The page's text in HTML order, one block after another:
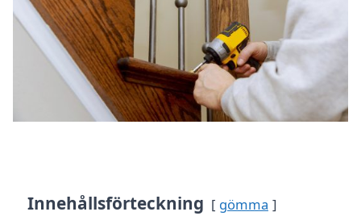
Innehållsförteckning gömma